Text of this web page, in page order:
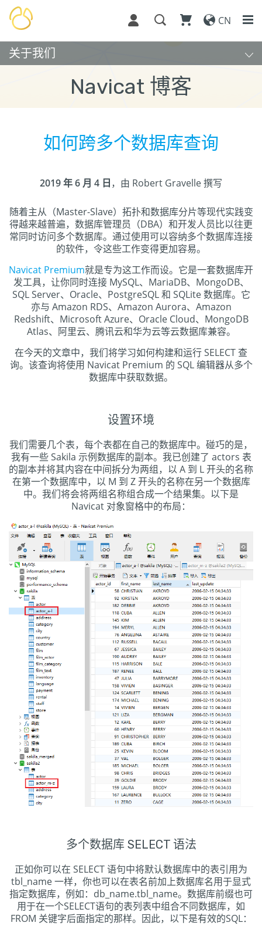
CN
关于我们
Navicat 博客
如何跨多个数据库查询
2019 年 6 月 4 日，由 Robert Gravelle 撰写
随着主从（Master-Slave）拓扑和数据库分片等现代实践变
得越来越普遍，数据库管理员（DBA）和开发人员比以往更
常同时访问多个数据库。通过使用可以容纳多个数据库连接
的软件，令这些工作变得更加容易。
Navicat Premium就是专为这工作而设。它是一套数据库开
发工具，让你同时连接 MySQL、MariaDB、MongoDB、
SQL Server、Oracle、PostgreSQL 和 SQLite 数据库。它
亦与 Amazon RDS、Amazon Aurora、Amazon
Redshift、Microsoft Azure、Oracle Cloud、MongoDB
Atlas、阿里云、腾讯云和华为云等云数据库兼容。
在今天的文章中，我们将学习如何构建和运行 SELECT 查
询。该查询将使用 Navicat Premium 的 SQL 编辑器从多个
数据库中获取数据。
设置环境
我们需要几个表，每个表都在自己的数据库中。碰巧的是，
我有一些 Sakila 示例数据库的副本。我已创建了 actors 表
的副本并将其内容在中间拆分为两组，以 A 到 L 开头的名称
在第一个数据库中，以 M 到 Z 开头的名称在另一个数据库
中。我们将会将两组名称组合成一个结果集。以下是
Navicat 对象窗格中的布局：
多个数据库 SELECT 语法
正如你可以在 SELECT 语句中将默认数据库中的表引用为
tbl_name 一样，你也可以在表名前加上数据库名用于显式
指定数据库，例如：db_name.tbl_name。数据库前缀也可
用于在一个SELECT语句的表列表中组合不同数据库，如
FROM 关键字后面指定的那样。因此，以下是有效的SQL：